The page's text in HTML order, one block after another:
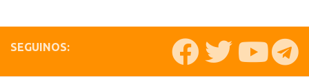
SEGUINOS: